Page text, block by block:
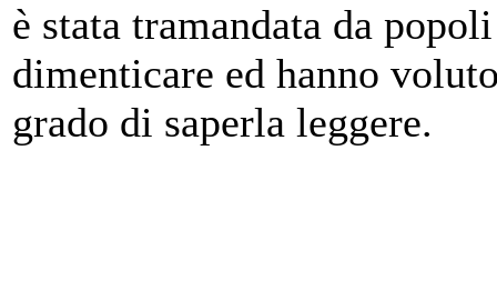
è stata tramandata da
dimenticare ed hanno
grado di saperla leggere.